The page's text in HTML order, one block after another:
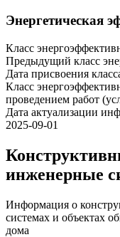
Энергетическая
Класс
Предыдущий класс
Дата присвоения
Класс
проведением работ
Дата актуализации
2025-09-01
инженерные
Информация о
системах и объектах
дома